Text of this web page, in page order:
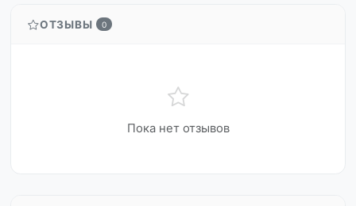
ОТЗЫВЫ 0
Пока нет отзывов